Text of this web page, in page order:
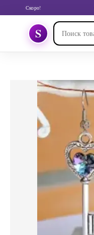
Скоро!
S